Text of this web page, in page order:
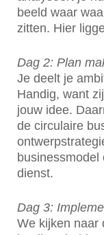
beeld waar
zitten. Hier
Dag 2: Plan
Je deelt je
Handig, want
jouw idee.
de circulaire
dienst.
Dag 3:
We kijken naar